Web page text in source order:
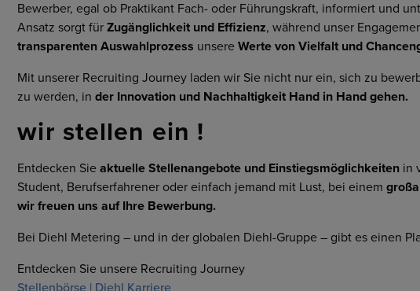
Bewerber, egal ob Praktikant Fach- oder Führungskraft, informiert und
Ansatz sorgt fürZugänglichkeit und Effizienz, während unser
transparenten Auswahlprozess unsereWerte von Vielfalt und
Mit unserer Recruiting Journey laden wir Sie nicht nur ein, sich zu
zu werden, inder Innovation und Nachhaltigkeit Hand in Hand gehen.
wir stellen ein !
Entdecken Sieaktuelle Stellenangebote und Einstiegsmöglichkeiten in
Student, Berufserfahrener oder einfach jemand mit Lust, bei einem
wir freuen uns auf Ihre Bewerbung.
Bei Diehl Metering – und in der globalen Diehl-Gruppe – gibt es einen
Entdecken Sie unsere Recruiting Journey
Stellenbörse | Diehl Karriere